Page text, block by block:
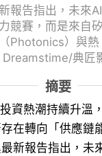
報告指出，未來
競賽，而是來自
Photonics）與
典匠
摘要
資熱潮持續升溫
在轉向「供應鏈
新報告指出，未